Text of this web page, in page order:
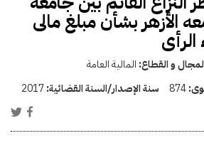
الأزهر بشأن مبلغ مالى
الرأى
و القطاع: المالية العامة
874 سنة الإصدار/السنة القضائية:2017